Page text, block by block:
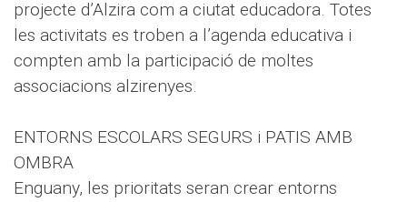
projecte d’Alzira com a ciutat educadora. Totes
les activitats es troben a l’agenda educativa i
compten amb la participació de moltes
associacions alzirenyes.
ENTORNS ESCOLARS SEGURS i PATIS AMB
OMBRA
Enguany, les prioritats seran crear entorns